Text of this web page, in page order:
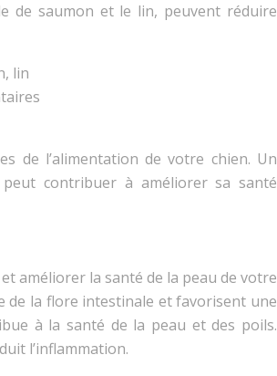
de saumon et le lin, peuvent réduire
lin
de l’alimentation de votre chien. Un
contribuer à améliorer sa santé
améliorer la santé de la peau de votre
de la flore intestinale et favorisent une
à la santé de la peau et des poils.
l’inflammation.